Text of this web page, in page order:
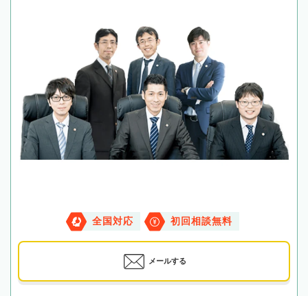
全国対応 初回相談無料
メールする